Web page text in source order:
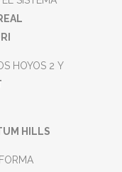
HOYOS 2 Y
HILLS